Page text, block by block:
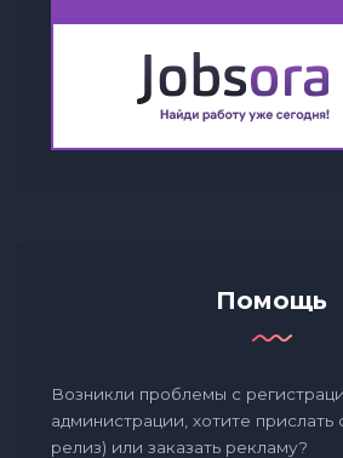
Помощь
Возникли проблемы с
администрации, хотите прислать
релиз) или заказать рекламу?